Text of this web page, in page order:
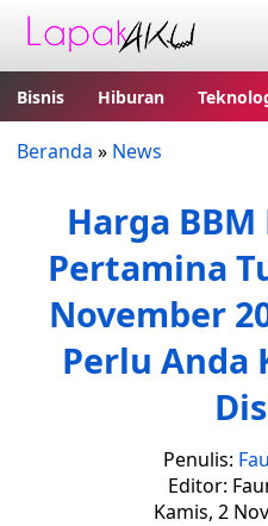
Bisnis Hiburan
Beranda » News
Harga
Pertamina
November
Perlu Anda
Penulis:
Editor:
Kamis, 2